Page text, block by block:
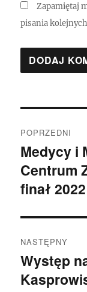
Zapamiętaj
pisania
wpisu
POPRZEDNI
Poprzedni
wpis:
Medycy i
Centrum
finał 2022
NASTĘPNY
Następny
wpis:
Występ